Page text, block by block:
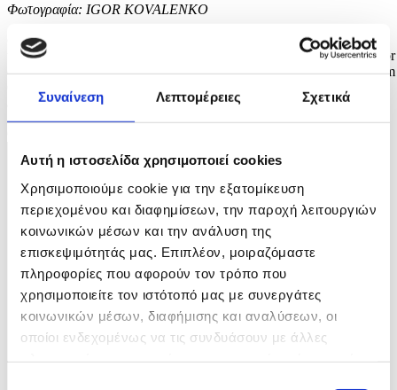
Συναίνεση Λεπτομέρειες Σχετικά
Αυτή η ιστοσελίδα χρησιμοποιεί cookies
Χρησιμοποιούμε cookie για την εξατομίκευση
περιεχομένου και διαφημίσεων, την παροχή λειτουργιών
κοινωνικών μέσων και την ανάλυση της
επισκεψιμότητάς μας. Επιπλέον, μοιραζόμαστε
πληροφορίες που αφορούν τον τρόπο που
χρησιμοποιείτε τον ιστότοπό μας με συνεργάτες
κοινωνικών μέσων, διαφήμισης και αναλύσεων, οι
οποίοι ενδεχομένως να τις συνδυάσουν με άλλες
Φωτογραφία: IGOR KOVALENKO
epa12925690 Cyclists take part in a bike ride to mark the opening of
the cycling season in Bishkek, Kyrgyzstan, 01 May 2026. The mayor
of Bishkek led the peloton from Asanov Victory Park to the Gazprom
Children's Sports Center. The bike ride is dedicated to the 148th
anniversary of the capital. EPA/IGOR KOVALENKO